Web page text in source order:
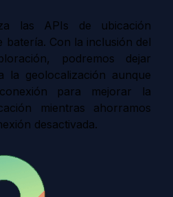
las APIs de ubicación
batería. Con la inclusión del
podremos dejar
la geolocalización aunque
para mejorar la
mientras ahorramos
desactivada.